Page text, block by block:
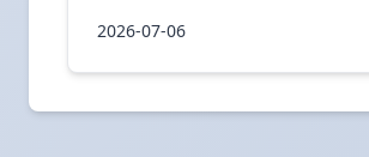
2026-07-06